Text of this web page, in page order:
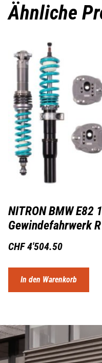
Ähnliche
NITRON BMW E82
Gewindefahrwerk
CHF4'504.50
In den Warenkorb